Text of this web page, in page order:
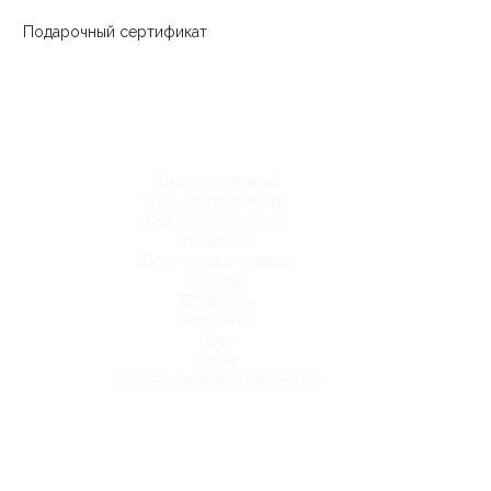
Подарочный сертификат